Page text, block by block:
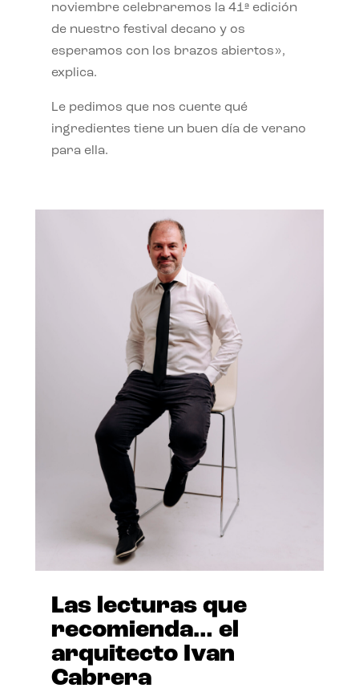
noviembre celebraremos la 41ª edición
de nuestro festival decano y os
esperamos con los brazos abiertos»,
explica.
Le pedimos que nos cuente qué
ingredientes tiene un buen día de verano
para ella.
Las lecturas que
recomienda… el
arquitecto Ivan
Cabrera